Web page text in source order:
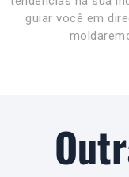
guiar você em